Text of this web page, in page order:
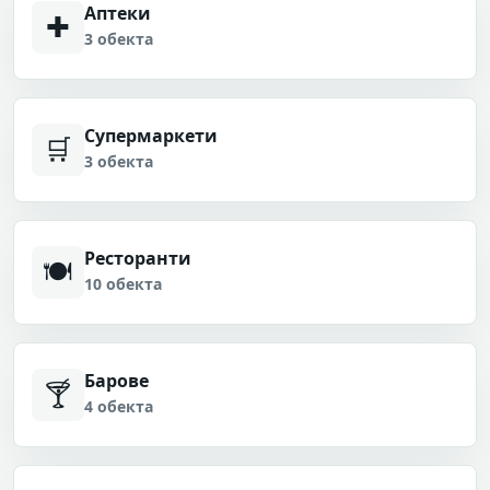
✚ Аптеки
3 обекта
🛒 Супермаркети
3 обекта
🍽 Ресторанти
10 обекта
🍸 Барове
4 обекта